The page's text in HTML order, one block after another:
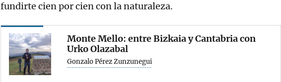
fundirte cien por cien con la naturaleza.
Monte Mello: entre Bizkaia y Cantabria con
Urko Olazabal
Gonzalo Pérez Zunzunegui